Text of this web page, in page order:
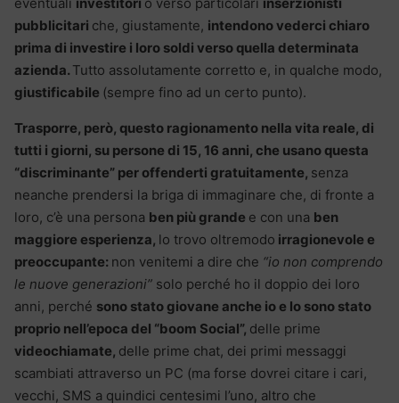
pubblicitari che, giustamente, intendono vederci chiaro
prima di investire i loro soldi verso quella determinata
azienda. Tutto assolutamente corretto e, in qualche modo,
giustificabile (sempre fino ad un certo punto).
Trasporre, però, questo ragionamento nella vita reale, di
tutti i giorni, su persone di 15, 16 anni, che usano questa
“discriminante” per offenderti gratuitamente, senza
neanche prendersi la briga di immaginare che, di fronte a
loro, c’è una persona ben più grande e con una ben
maggiore esperienza, lo trovo oltremodo irragionevole e
preoccupante: non venitemi a dire che “io non comprendo
le nuove generazioni” solo perché ho il doppio dei loro
anni, perché sono stato giovane anche io e lo sono stato
proprio nell’epoca del “boom Social”, delle prime
videochiamate, delle prime chat, dei primi messaggi
scambiati attraverso un PC (ma forse dovrei citare i cari,
vecchi, SMS a quindici centesimi l’uno, altro che